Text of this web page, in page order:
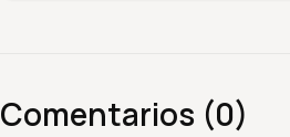
Comentarios (0)